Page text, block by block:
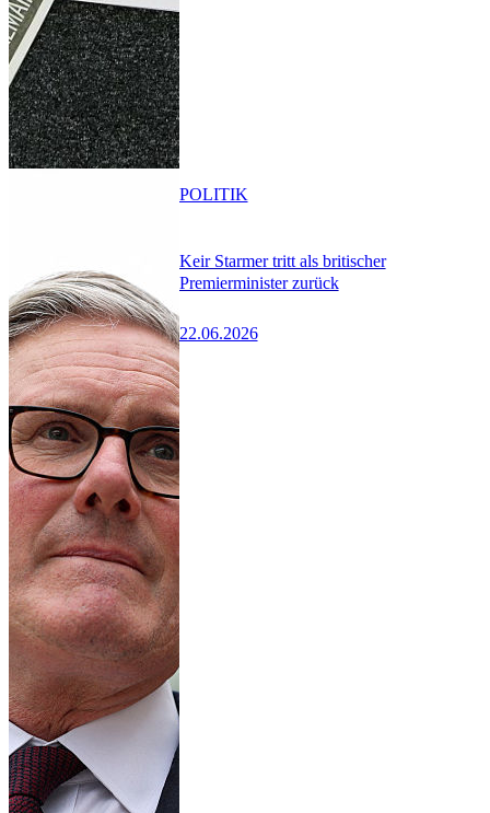
Keir Starmer tritt als britischer
Premierminister zurück
22.06.2026
POLITIK